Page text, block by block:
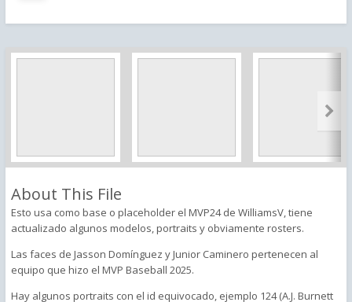
About This File
Esto usa como base o placeholder el MVP24 de WilliamsV, tiene
actualizado algunos modelos, portraits y obviamente rosters.
Las faces de Jasson Domínguez y Junior Caminero pertenecen al
equipo que hizo el MVP Baseball 2025.
Hay algunos portraits con el id equivocado, ejemplo 124 (A.J. Burnett